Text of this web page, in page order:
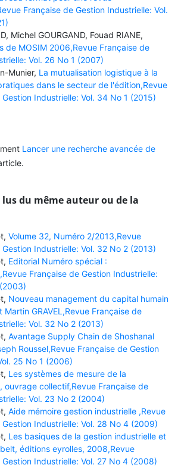
Française de Gestion Industrielle: Vol.
Michel GOURGAND, Fouad RIANE,
de MOSIM 2006,Revue Française de
Vol. 26 No 1 (2007)
Munier, La mutualisation logistique à la
dans le secteur de l'édition,Revue
Industrielle: Vol. 34 No 1 (2015)
Lancer une recherche avancée de
du même auteur ou de la
Volume 32, Numéro 2/2013,Revue
Industrielle: Vol. 32 No 2 (2013)
Editorial Numéro spécial :
Française de Gestion Industrielle:
Nouveau management du capital humain
Martin GRAVEL,Revue Française de
Vol. 32 No 2 (2013)
Avantage Supply Chain de Shoshanal
Roussel,Revue Française de Gestion
25 No 1 (2006)
Les systèmes de mesure de la
ouvrage collectif,Revue Française de
Vol. 23 No 2 (2004)
Aide mémoire gestion industrielle ,Revue
Gestion Industrielle: Vol. 28 No 4 (2009)
Les basiques de la gestion industrielle et
éditions eyrolles, 2008,Revue
Gestion Industrielle: Vol. 27 No 4 (2008)